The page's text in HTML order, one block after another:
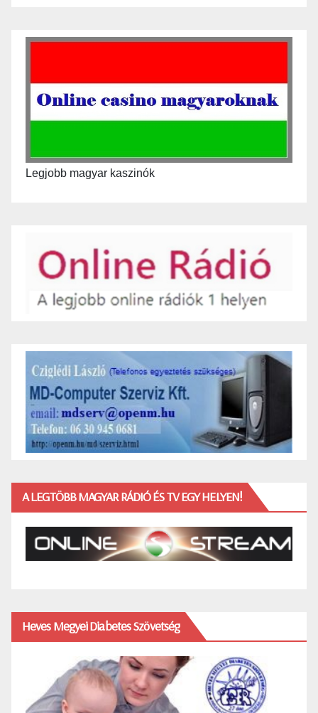
Legjobb magyar kaszinók
A LEGTÖBB MAGYAR RÁDIÓ ÉS TV EGY HELYEN!
Heves Megyei Diabetes Szövetség